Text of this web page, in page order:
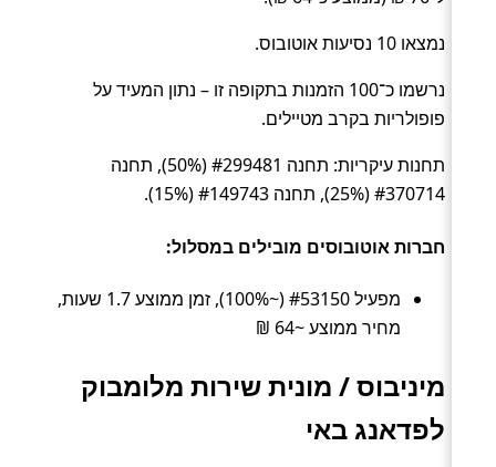
נמצאו 10 נסיעות אוטובוס.
נרשמו כ־100 הזמנות בתקופה זו – נתון המעיד על
פופולריות בקרב מטיילים.
תחנות עיקריות: תחנה #299481 (50%), תחנה
#370714 (25%), תחנה #149743 (15%).
חברות אוטובוסים מובילים במסלול:
מפעיל #53150 (~100%), זמן ממוצע 1.7 שעות,
מחיר ממוצע ~64 ₪
מיניבוס / מונית שירות מלומבוק
לפדאנג באי